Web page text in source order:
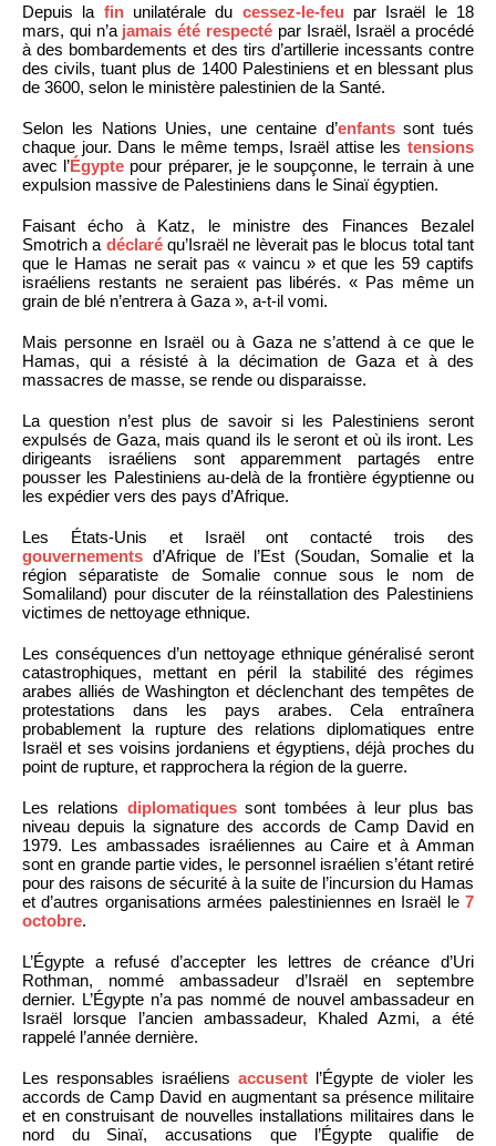
Depuis la finunilatérale du cessez-le-feu par Israël le 18
mars, qui n’a jamais été respecté par Israël, Israël a procédé
à des bombardements et des tirs d’artillerie incessants contre
des civils, tuant plus de 1400 Palestiniens et en blessant plus
de 3600, selon le ministère palestinien de la Santé.
Selon les Nations Unies, une centaine d’enfantssont tués
chaque jour. Dans le même temps, Israël attise les tensions
avec l’Égypte pour préparer, je le soupçonne, le terrain à une
expulsion massive de Palestiniens dans le Sinaï égyptien.
Faisant écho à Katz, le ministre des Finances Bezalel
Smotrich a déclaréqu’Israël ne lèverait pas le blocus total tant
que le Hamas ne serait pas « vaincu » et que les 59 captifs
israéliens restants ne seraient pas libérés. « Pas même un
grain de blé n’entrera à Gaza », a-t-il vomi.
Mais personne en Israël ou à Gaza ne s’attend à ce que le
Hamas, qui a résisté à la décimation de Gaza et à des
massacres de masse, se rende ou disparaisse.
La question n’est plus de savoir si les Palestiniens seront
expulsés de Gaza, mais quand ils le seront et où ils iront. Les
dirigeants israéliens sont apparemment partagés entre
pousser les Palestiniens au-delà de la frontière égyptienne ou
les expédier vers des pays d’Afrique.
Les États-Unis et Israël ont contacté trois des
gouvernements d’Afrique de l’Est (Soudan, Somalie et la
région séparatiste de Somalie connue sous le nom de
Somaliland) pour discuter de la réinstallation des Palestiniens
victimes de nettoyage ethnique.
Les conséquences d’un nettoyage ethnique généralisé seront
catastrophiques, mettant en péril la stabilité des régimes
arabes alliés de Washington et déclenchant des tempêtes de
protestations dans les pays arabes. Cela entraînera
probablement la rupture des relations diplomatiques entre
Israël et ses voisins jordaniens et égyptiens, déjà proches du
point de rupture, et rapprochera la région de la guerre.
Les relations diplomatiquessont tombées à leur plus bas
niveau depuis la signature des accords de Camp David en
1979. Les ambassades israéliennes au Caire et à Amman
sont en grande partie vides, le personnel israélien s’étant retiré
pour des raisons de sécurité à la suite de l’incursion du Hamas
et d’autres organisations armées palestiniennes en Israël le 7
octobre.
L’Égypte a refusé d’accepter les lettres de créance d’Uri
Rothman, nommé ambassadeur d’Israël en septembre
dernier. L’Égypte n’a pas nommé de nouvel ambassadeur en
Israël lorsque l’ancien ambassadeur, Khaled Azmi, a été
rappelé l’année dernière.
Les responsables israéliens accusent l’Égypte de violer les
accords de Camp David en augmentant sa présence militaire
et en construisant de nouvelles installations militaires dans le
nord du Sinaï, accusations que l’Égypte qualifie de